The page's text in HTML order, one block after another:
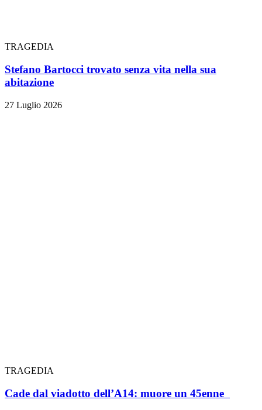
TRAGEDIA
Stefano Bartocci trovato senza vita nella sua
abitazione
27 Luglio 2026
TRAGEDIA
Cade dal viadotto dell’A14: muore un 45enne